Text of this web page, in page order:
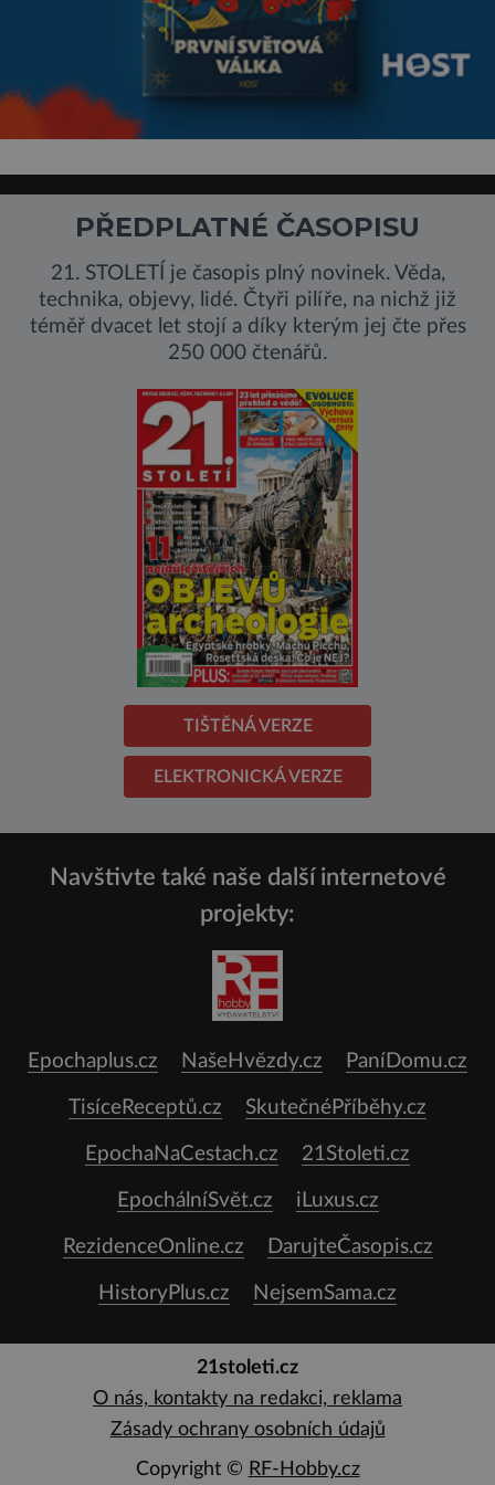
PŘEDPLATNÉ ČASOPISU
21. STOLETÍ je časopis plný novinek. Věda,
technika, objevy, lidé. Čtyři pilíře, na nichž již
téměř dvacet let stojí a díky kterým jej čte přes
250 000 čtenářů.
TIŠTĚNÁ VERZE
ELEKTRONICKÁ VERZE
Navštivte také naše další internetové
projekty:
Epochaplus.cz NašeHvězdy.cz PaníDomu.cz
TisíceReceptů.cz SkutečnéPříběhy.cz
EpochaNaCestach.cz 21Stoleti.cz
EpochálníSvět.cz iLuxus.cz
RezidenceOnline.cz DarujteČasopis.cz
HistoryPlus.cz NejsemSama.cz
21stoleti.cz
O nás, kontakty na redakci, reklama
Zásady ochrany osobních údajů
Copyright © RF-Hobby.cz